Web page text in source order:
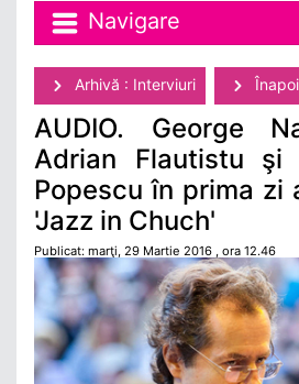
Navigare
Arhivă : Interviuri Înapoi
AUDIO. George
Adrian Flautistu şi
Popescu în prima zi
'Jazz in Chuch'
Publicat: marţi, 29 Martie 2016 , ora 12.46